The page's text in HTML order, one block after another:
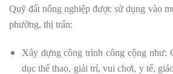
Quỹ đất nông nghiệp được sử dụng vào
phường, thị trấn:
Xây dựng công trình công cộng như:
dục thể thao, giải trí, vui chơi, y tế,